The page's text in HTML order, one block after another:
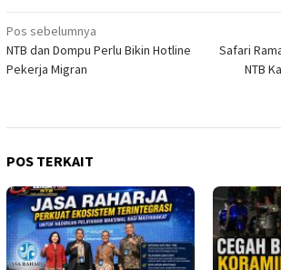
Navigasi
pos
Pos sebelumnya
NTB dan Dompu Perlu Bikin Hotline
Pekerja Migran
Safari
NTB
POS TERKAIT